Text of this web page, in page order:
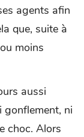
agents afin
que, suite à
moins
aussi
gonflement, ni
choc. Alors